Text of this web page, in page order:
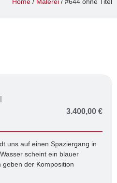
3.400,00 €
uns auf einen Spaziergang in
scheint ein blauer
der Komposition